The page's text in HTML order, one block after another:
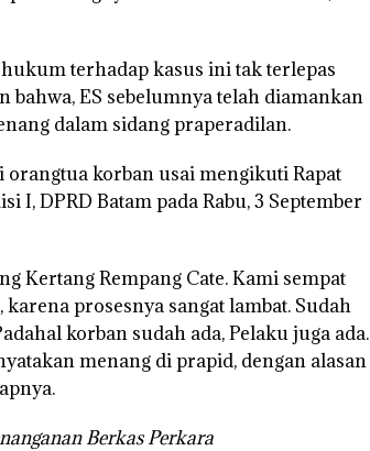
terhadap kasus ini tak terlepas
ES sebelumnya telah diamankan
dalam sidang praperadilan.
korban usai mengikuti Rapat
I, DPRD Batam pada Rabu, 3 September
Kertang Rempang Cate. Kami sempat
prosesnya sangat lambat. Sudah
korban sudah ada, Pelaku juga ada.
menang di prapid, dengan alasan
Berkas Perkara